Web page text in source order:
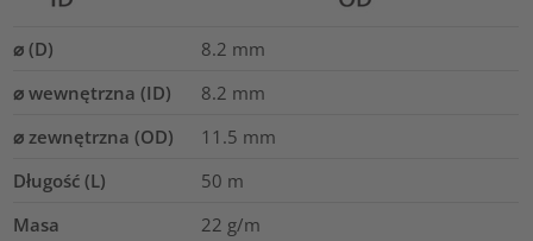
⌀ (D) 8.2 mm
⌀ wewnętrzna (ID)
8.2 mm
⌀ zewnętrzna (OD)
11.5 mm
Długość (L)
50 m
Masa
22 g/m